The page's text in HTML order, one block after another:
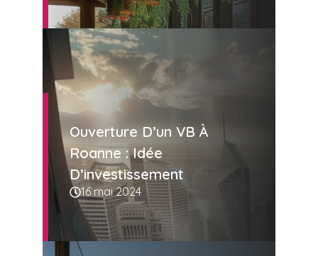
Ouverture D’un VB À
Roanne : Idée
D’investissement
16 mai 2024